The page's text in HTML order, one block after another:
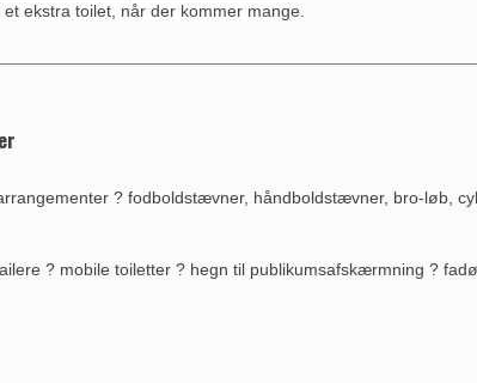
ekstra toilet, når der kommer mange.
? fodboldstævner, håndboldstævner, bro-løb,
? mobile toiletter ? hegn til publikumsafskærmning ?